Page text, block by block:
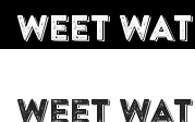
WEET
Weet